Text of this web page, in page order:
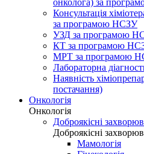
онколога) за
Консультація
за програмою НСЗУ
УЗД за програмою
КТ за програмою
МРТ за програмою
Лабораторна
Наявність
постачання)
Онкологія
Онкологія
Доброякісні
Доброякісні
Мамологія